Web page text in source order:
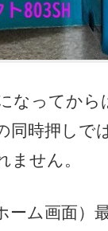
なってから
同時押しで
ません。
ーム画面）